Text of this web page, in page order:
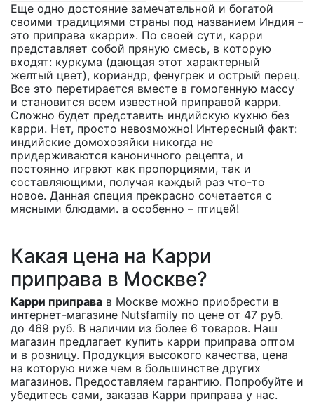
Еще одно достояние замечательной и богатой
своими традициями страны под названием Индия –
это приправа «карри». По своей сути, карри
представляет собой пряную смесь, в которую
входят: куркума (дающая этот характерный
желтый цвет), кориандр, фенугрек и острый перец.
Все это перетирается вместе в гомогенную массу
и становится всем известной приправой карри.
Сложно будет представить индийскую кухню без
карри. Нет, просто невозможно! Интересный факт:
индийские домохозяйки никогда не
придерживаются каноничного рецепта, и
постоянно играют как пропорциями, так и
составляющими, получая каждый раз что-то
новое. Данная специя прекрасно сочетается с
мясными блюдами. а особенно – птицей!
Какая цена на Карри
приправа в Москве?
Карри приправа в Москве можно приобрести в
интернет-магазине Nutsfamily по цене от 47 руб.
до 469 руб. В наличии из более 6 товаров. Наш
магазин предлагает купить карри приправа оптом
и в розницу. Продукция высокого качества, цена
на которую ниже чем в большинстве других
магазинов. Предоставляем гарантию. Попробуйте и
убедитесь сами, заказав Карри приправа у нас.